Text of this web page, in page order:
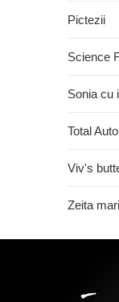
Pictezii
Science
Sonia cu
Total Auto
Viv's
Zeita